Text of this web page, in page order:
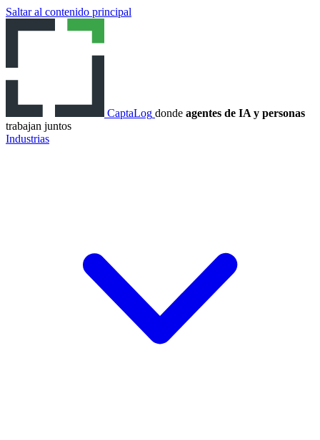
Saltar al contenido principal
CaptaLog donde agentes de IA y personas
trabajan juntos
Industrias